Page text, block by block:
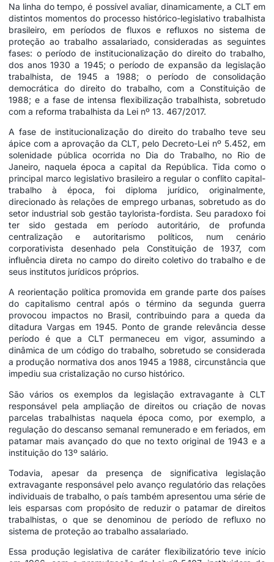
Na linha do tempo, é possível avaliar, dinamicamente, a CLT em
distintos momentos do processo histórico-legislativo trabalhista
brasileiro, em períodos de fluxos e refluxos no sistema de
proteção ao trabalho assalariado, consideradas as seguintes
fases: o período de institucionalização do direito do trabalho,
dos anos 1930 a 1945; o período de expansão da legislação
trabalhista, de 1945 a 1988; o período de consolidação
democrática do direito do trabalho, com a Constituição de
1988; e a fase de intensa flexibilização trabalhista, sobretudo
com a reforma trabalhista da Lei nº 13. 467/2017.
A fase de institucionalização do direito do trabalho teve seu
ápice com a aprovação da CLT, pelo Decreto-Lei nº 5.452, em
solenidade pública ocorrida no Dia do Trabalho, no Rio de
Janeiro, naquela época a capital da República. Tida como o
principal marco legislativo brasileiro a regular o conflito capital-
trabalho à época, foi diploma jurídico, originalmente,
direcionado às relações de emprego urbanas, sobretudo as do
setor industrial sob gestão taylorista-fordista. Seu paradoxo foi
ter sido gestada em período autoritário, de profunda
centralização e autoritarismo políticos, num cenário
corporativista desenhado pela Constituição de 1937, com
influência direta no campo do direito coletivo do trabalho e de
seus institutos jurídicos próprios.
A reorientação política promovida em grande parte dos países
do capitalismo central após o término da segunda guerra
provocou impactos no Brasil, contribuindo para a queda da
ditadura Vargas em 1945. Ponto de grande relevância desse
período é que a CLT permaneceu em vigor, assumindo a
dinâmica de um código do trabalho, sobretudo se considerada
a produção normativa dos anos 1945 a 1988, circunstância que
impediu sua cristalização no curso histórico.
São vários os exemplos da legislação extravagante à CLT
responsável pela ampliação de direitos ou criação de novas
parcelas trabalhistas naquela época como, por exemplo, a
regulação do descanso semanal remunerado e em feriados, em
patamar mais avançado do que no texto original de 1943 e a
instituição do 13º salário.
Todavia, apesar da presença de significativa legislação
extravagante responsável pelo avanço regulatório das relações
individuais de trabalho, o país também apresentou uma série de
leis esparsas com propósito de reduzir o patamar de direitos
trabalhistas, o que se denominou de período de refluxo no
sistema de proteção ao trabalho assalariado.
Essa produção legislativa de caráter flexibilizatório teve início